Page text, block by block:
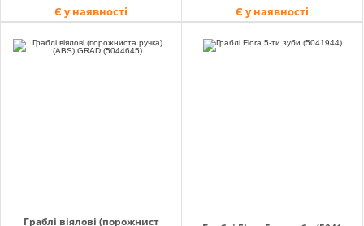
+38 (096) 733
733 0
+38 (066) 733
733 0
Є у наявності Є у наявності
Граблі віялові (порожнист